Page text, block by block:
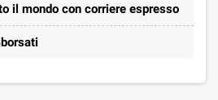
il mondo con corriere espresso